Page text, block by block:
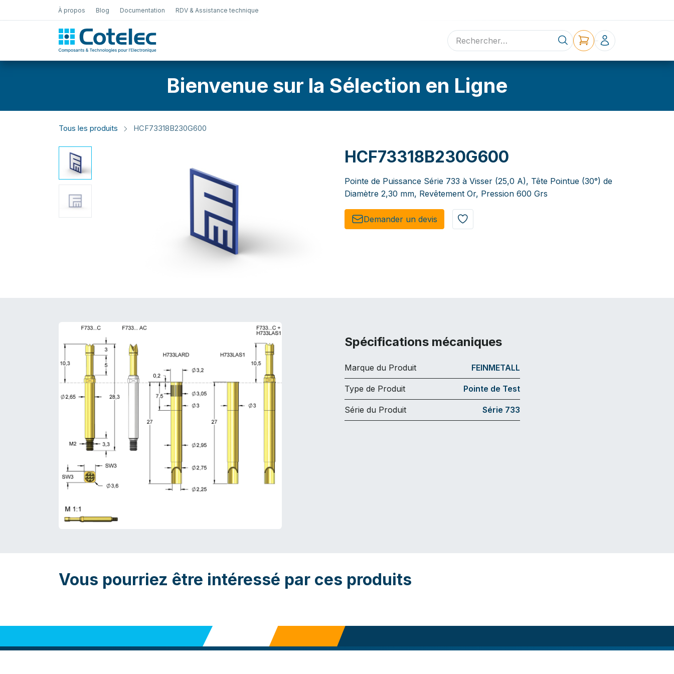
À propos Blog Documentation RDV & Assistance technique
Sélection en ligne Contact
Bienvenue sur la Sélection en Ligne
Tous les produits HCF73318B230G600
HCF73318B230G600
Pointe de Puissance Série 733 à Visser (25,0 A), Tête Pointue (30°) de
Diamètre 2,30 mm, Revêtement Or, Pression 600 Grs
Demander un de​​vis​​
Spécifications mécaniques
Marque du Produit FEINMETALL
Type de Produit Pointe de Test
Série du Produit Série 733
Vous pourriez être intéressé par ces produits